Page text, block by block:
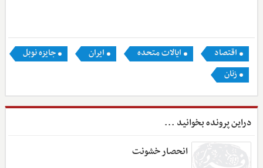
اقتصاد ایالات متحده ایران
جایزه نوبل
زنان
دراین پرونده بخوانید ...
انحصار خشونت